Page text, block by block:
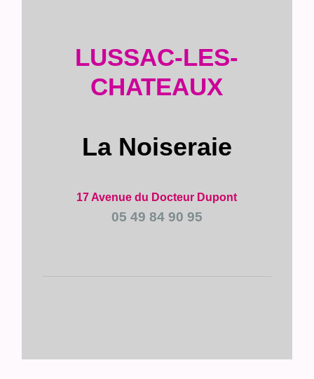
LUSSAC-LES-
CHATEAUX
La Noiseraie
17 Avenue du Docteur Dupont
05 49 84 90 95